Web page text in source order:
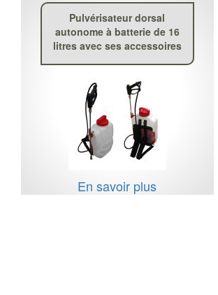
Pulvérisateur dorsal
autonome à batterie de 16
litres avec ses accessoires
En savoir plus